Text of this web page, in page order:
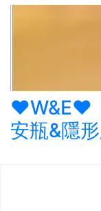
♥W&E♥
安瓶&隱